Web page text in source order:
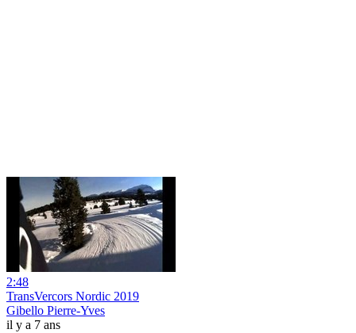
2:48
TransVercors Nordic 2019
Gibello Pierre-Yves
il y a 7 ans